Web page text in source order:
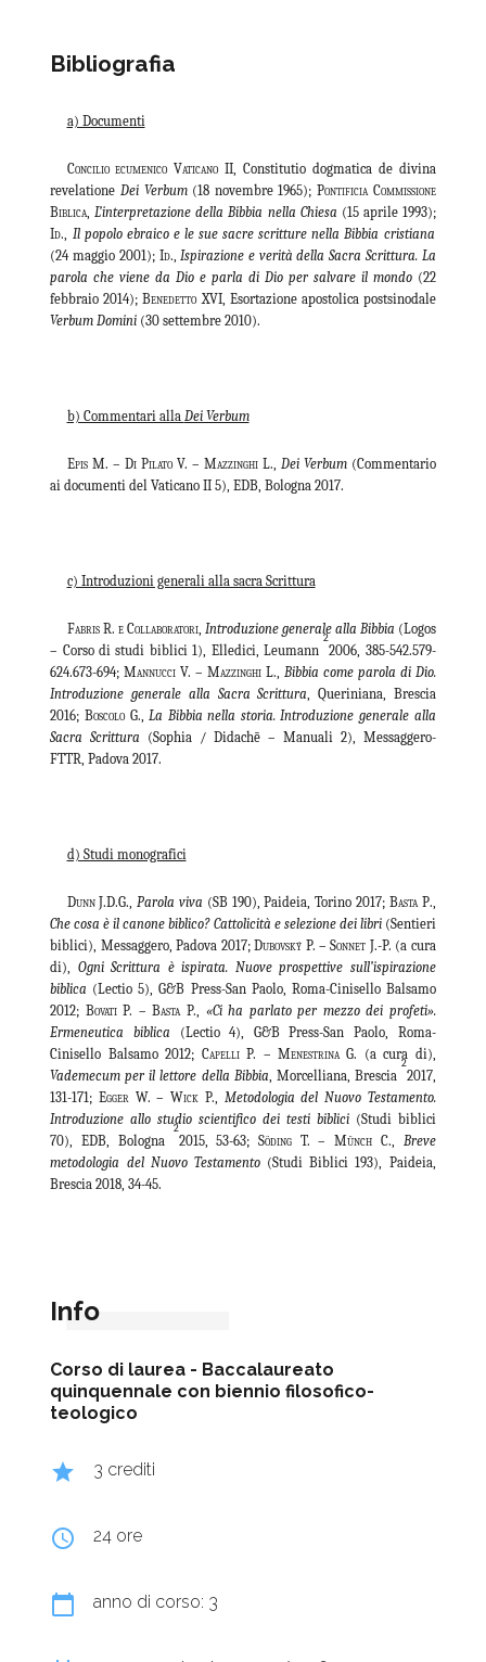
Bibliografia
a) Documenti
Concilio ecumenico Vaticano II, Constitutio dogmatica de divina
revelatione Dei Verbum(18 novembre 1965); Pontificia Commissione
Biblica,L’interpretazione della Bibbia nella Chiesa (15 aprile 1993);
Id., Il popolo ebraico e le sue sacre scritture nella Bibbia cristiana
(24 maggio 2001); Id.,Ispirazione e verità della Sacra Scrittura. La
parola che viene da Dio e parla di Dio per salvare il mondo(22
febbraio 2014);Benedetto XVI, Esortazione apostolica postsinodale
Verbum Domini (30 settembre 2010).
b) Commentari alla Dei Verbum
EpisM. – Di PilatoV. – MazzinghiL., Dei Verbum(Commentario
ai documenti del Vaticano II 5), EDB, Bologna 2017.
c) Introduzioni generali alla sacra Scrittura
FabrisR. e Collaboratori, Introduzione generale alla Bibbia (Logos
– Corso di studi biblici 1), Elledici, Leumann
2
2006, 385-542.579-
624.673-694;Mannucci V. –Mazzinghi L., Bibbia come parola di Dio.
Introduzione generale alla Sacra Scrittura, Queriniana, Brescia
2016; BoscoloG.,La Bibbia nella storia. Introduzione generale alla
Sacra Scrittura (Sophia / Didachē – Manuali 2), Messaggero-
FTTR, Padova 2017.
d) Studi monografici
DunnJ.D.G.,Parola viva (SB 190), Paideia, Torino 2017; Basta P.,
Che cosa è il canone biblico? Cattolicità e selezione dei libri(Sentieri
biblici), Messaggero, Padova 2017;Dubovský P. – Sonnet J.-P. (a cura
di), Ogni Scrittura è ispirata. Nuove prospettive sull’ispirazione
biblica (Lectio 5), G&B Press-San Paolo, Roma-Cinisello Balsamo
2012; Bovati P. – Basta P., «Ci ha parlato per mezzo dei profeti».
Ermeneutica biblica (Lectio 4), G&B Press-San Paolo, Roma-
Cinisello Balsamo 2012; CapelliP. – MenestrinaG. (a cura di),
Vademecum per il lettore della Bibbia, Morcelliana, Brescia
2
2017,
131-171;Egger W. –Wick P., Metodologia del Nuovo Testamento.
Introduzione allo studio scientifico dei testi biblici(Studi biblici
70), EDB, Bologna
2
2015, 53-63;Söding T. –Münch C., Breve
metodologia del Nuovo Testamento(Studi Biblici 193), Paideia,
Brescia 2018, 34-45.
Info
Corso di laurea - Baccalaureato
quinquennale con biennio filosofico-
teologico
grade 3 crediti
query_builder 24 ore
calendar_today anno di corso: 3